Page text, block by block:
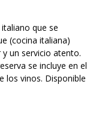
que se
(cocina italiana)
un servicio atento.
se incluye en el
los vinos. Disponible